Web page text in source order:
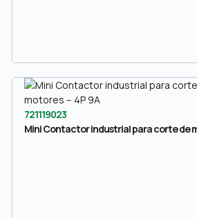
721119023
Mini Contactor industrial para corte de